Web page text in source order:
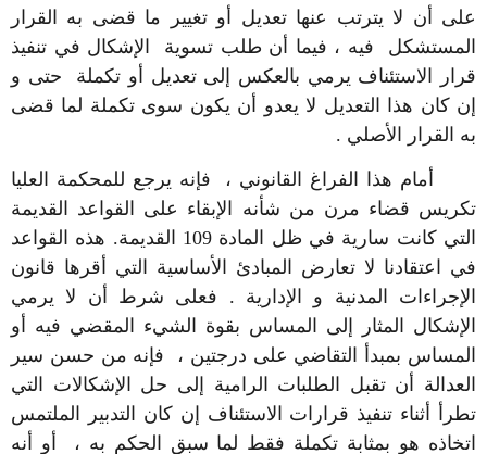
على أن لا يترتب عنها تعديل أو تغيير ما قضى به القرار
المستشكل فيه ، فيما أن طلب تسوية الإشكال في تنفيذ
قرار الاستئناف يرمي بالعكس إلى تعديل أو تكملة حتى و
إن كان هذا التعديل لا يعدو أن يكون سوى تكملة لما قضى
به القرار الأصلي .
أمام هذا الفراغ القانوني ، فإنه يرجع للمحكمة العليا
تكريس قضاء مرن من شأنه الإبقاء على القواعد القديمة
التي كانت سارية في ظل المادة 109 القديمة. هذه القواعد
في اعتقادنا لا تعارض المبادئ الأساسية التي أقرها قانون
الإجراءات المدنية و الإدارية . فعلى شرط أن لا يرمي
الإشكال المثار إلى المساس بقوة الشيء المقضي فيه أو
المساس بمبدأ التقاضي على درجتين ، فإنه من حسن سير
العدالة أن تقبل الطلبات الرامية إلى حل الإشكالات التي
تطرأ أثناء تنفيذ قرارات الاستئناف إن كان التدبير الملتمس
اتخاذه هو بمثابة تكملة فقط لما سبق الحكم به ، أو أنه